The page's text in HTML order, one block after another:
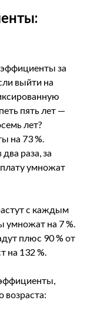
за
выйти на
пять лет —
лет?
на 73 %.
раза, за
умножат
с каждым
умножат на 7 %.
плюс 90 % от
на 132 %.
возраста: